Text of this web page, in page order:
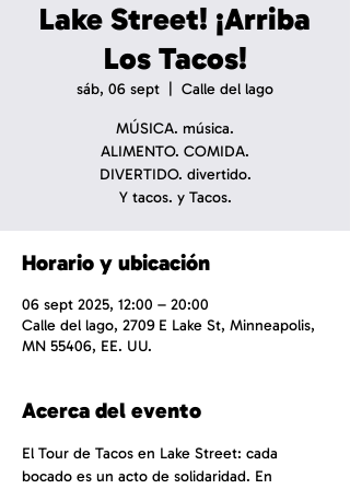
Lake Street! ¡Arriba
Los Tacos!
sáb, 06 sept Calle del lago
MÚSICA. música.
ALIMENTO. COMIDA.
DIVERTIDO. divertido.
Y tacos. y Tacos.
Horario y ubicación
06 sept 2025, 12:00 – 20:00
Calle del lago, 2709 E Lake St, Minneapolis,
MN 55406, EE. UU.
Acerca del evento
El Tour de Tacos en Lake Street: cada
bocado es un acto de solidaridad. En